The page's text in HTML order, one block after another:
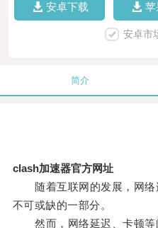
安卓下载 苹
安卓市
简介
clash加速器官方网址
随着互联网的发展，网络
不可或缺的一部分。
然而，网络延迟、卡顿等